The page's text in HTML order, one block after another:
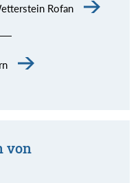
Rofan
von